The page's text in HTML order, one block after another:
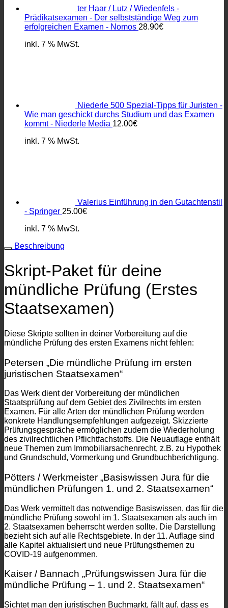
ter Haar / Lutz / Wiedenfels -
Prädikatsexamen - Der selbstständige Weg zum
erfolgreichen Examen - Nomos 28.90€
inkl. 7 % MwSt.
Niederle 500 Spezial-Tipps für Juristen -
Wie man geschickt durchs Studium und das Examen
kommt - Niederle Media 12.00€
inkl. 7 % MwSt.
Valerius Einführung in den Gutachtenstil
- Springer 25.00€
inkl. 7 % MwSt.
Beschreibung
Skript-Paket für deine
mündliche Prüfung (Erstes
Staatsexamen)
Diese Skripte sollten in deiner Vorbereitung auf die
mündliche Prüfung des ersten Examens nicht fehlen:
Petersen „Die mündliche Prüfung im ersten
juristischen Staatsexamen“
Das Werk dient der Vorbereitung der mündlichen
Staatsprüfung auf dem Gebiet des Zivilrechts im ersten
Examen. Für alle Arten der mündlichen Prüfung werden
konkrete Handlungsempfehlungen aufgezeigt. Skizzierte
Prüfungsgespräche ermöglichen zudem die Wiederholung
des zivilrechtlichen Pflichtfachstoffs. Die Neuauflage enthält
neue Themen zum Immobiliarsachenrecht, z.B. zu Hypothek
und Grundschuld, Vormerkung und Grundbuchberichtigung.
Pötters / Werkmeister „Basiswissen Jura für die
mündlichen Prüfungen 1. und 2. Staatsexamen“
Das Werk vermittelt das notwendige Basiswissen, das für die
mündliche Prüfung sowohl im 1. Staatsexamen als auch im
2. Staatsexamen beherrscht werden sollte. Die Darstellung
bezieht sich auf alle Rechtsgebiete. In der 11. Auflage sind
alle Kapitel aktualisiert und neue Prüfungsthemen zu
COVID-19 aufgenommen.
Kaiser / Bannach „Prüfungswissen Jura für die
mündliche Prüfung – 1. und 2. Staatsexamen“
Sichtet man den juristischen Buchmarkt, fällt auf, dass es